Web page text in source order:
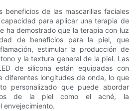
beneficios de las mascarillas faciales
para aplicar una terapia de
ha demostrado que la terapia con luz
de beneficios para la piel, que
estimular la producción de
y la textura general de la piel. Las
de silicona están equipadas con
diferentes longitudes de onda, lo que
personalizado que puede abordar
de la piel como el acné, la
envejecimiento.